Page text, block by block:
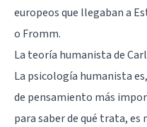
europeos que llegaban a
o Fromm.
La teoría humanista de
La psicología humanista
de pensamiento más
para saber de qué trata,